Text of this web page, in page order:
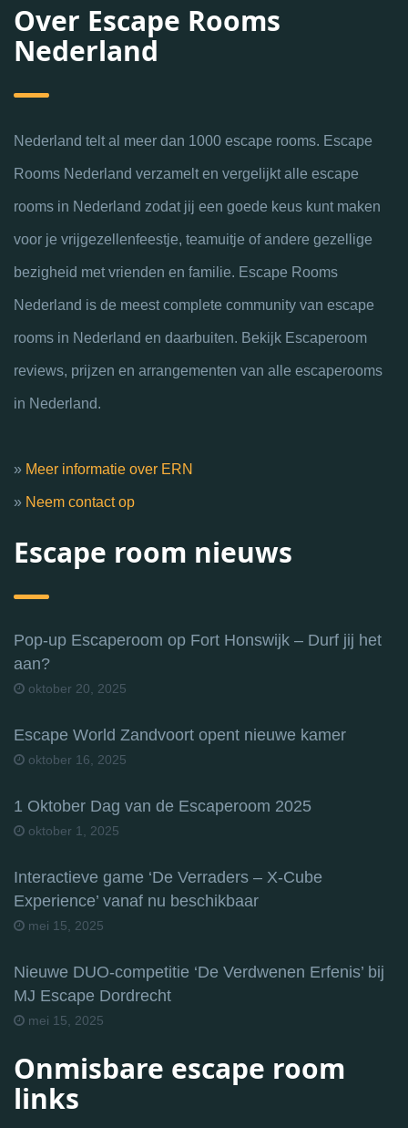
Over Escape Rooms
Nederland
Nederland telt al meer dan 1000 escape rooms. Escape
Rooms Nederland verzamelt en vergelijkt alle escape
rooms in Nederland zodat jij een goede keus kunt maken
voor je vrijgezellenfeestje, teamuitje of andere gezellige
bezigheid met vrienden en familie. Escape Rooms
Nederland is de meest complete community van escape
rooms in Nederland en daarbuiten. Bekijk Escaperoom
reviews, prijzen en arrangementen van alle escaperooms
in Nederland.
» Meer informatie over ERN
» Neem contact op
Escape room nieuws
Pop-up Escaperoom op Fort Honswijk – Durf jij het
aan?
oktober 20, 2025
Escape World Zandvoort opent nieuwe kamer
oktober 16, 2025
1 Oktober Dag van de Escaperoom 2025
oktober 1, 2025
Interactieve game ‘De Verraders – X-Cube
Experience’ vanaf nu beschikbaar
mei 15, 2025
Nieuwe DUO-competitie ‘De Verdwenen Erfenis’ bij
MJ Escape Dordrecht
mei 15, 2025
Onmisbare escape room
links